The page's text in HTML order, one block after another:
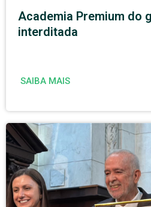
Academia Premium do
interditada
SAIBA MAIS